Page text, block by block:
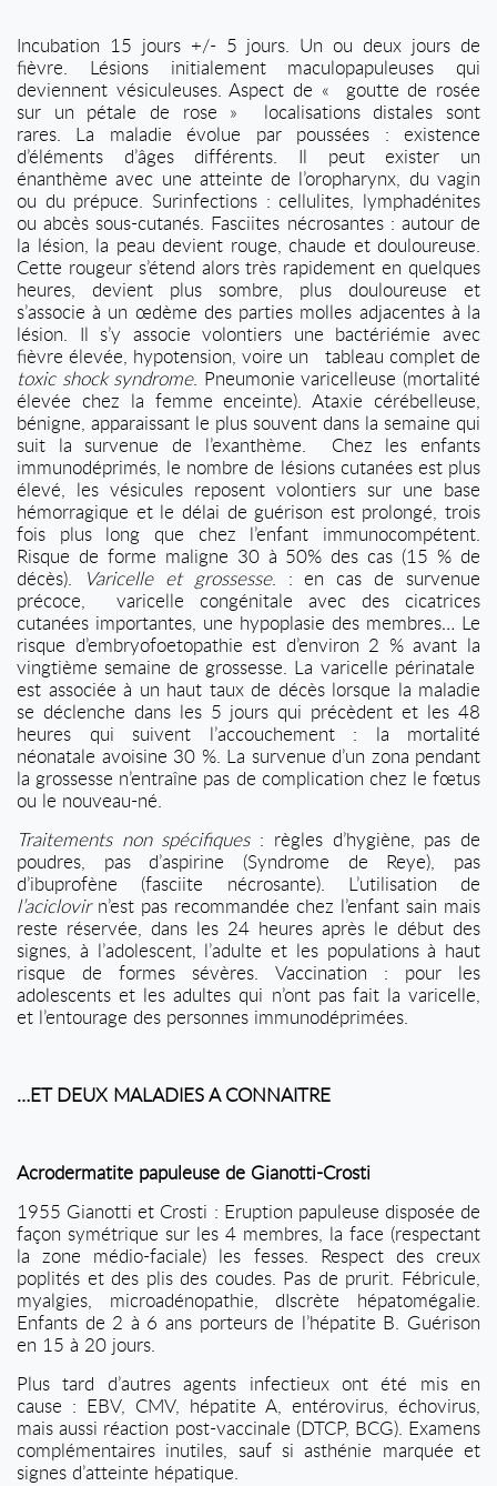
Incubation 15 jours +/- 5 jours. Un ou deux jours de
fièvre. Lésions initialement maculopapuleuses qui
deviennent vésiculeuses. Aspect de « goutte de rosée
sur un pétale de rose »
localisations distales sont
rares. La maladie évolue par poussées : existence
d’éléments d’âges différents. Il peut exister un
énanthème avec une atteinte de l’oropharynx, du vagin
ou du prépuce. Surinfections : cellulites, lymphadénites
ou abcès sous-cutanés. Fasciites nécrosantes : autour de
la lésion, la peau devient rouge, chaude et douloureuse.
Cette rougeur s’étend alors très rapidement en quelques
heures, devient plus sombre, plus douloureuse et
s’associe à un œdème des parties molles adjacentes à la
lésion. Il s’y associe volontiers une bactériémie avec
fièvre élevée, hypotension, voire un
tableau complet de
toxic shock syndrome. Pneumonie varicelleuse (mortalité
élevée chez la femme enceinte). Ataxie cérébelleuse,
bénigne, apparaissant le plus souvent dans la semaine qui
suit la survenue de l’exanthème.
Chez les enfants
immunodéprimés, le nombre de lésionscutanées est plus
élevé, les vésicules reposent volontiers sur une base
hémorragique et le délai de guérison est prolongé, trois
fois plus long que chez l’enfant immunocompétent.
Risque de forme maligne 30 à 50% des cas (15 % de
décès).
Varicelle et grossesse. : en cas de survenue
précoce,
varicelle congénitale avec des cicatrices
cutanées importantes, une hypoplasie des membres… Le
risque d’embryofoetopathie est d’environ 2 % avant la
vingtième semaine de grossesse. La varicelle périnatale
est associée à un haut taux de décès lorsque la maladie
se déclenche dans les 5 jours qui précèdent et les 48
heures qui suivent l’accouchement : la mortalité
néonatale avoisine 30 %. La survenue d’un zona pendant
la grossesse n’entraîne pas de complication chez le fœtus
ou le nouveau-né.
Traitements non spécifiques: règles d’hygiène, pas de
poudres, pas d’aspirine (Syndrome de Reye), pas
d’ibuprofène (fasciite nécrosante). L’utilisation de
l’aciclovirn’est pas recommandée chez l’enfant sain mais
reste réservée, dans les 24 heures après le début des
signes, à l’adolescent, l’adulte et les populations à haut
risque de formes sévères. Vaccination : pour les
adolescents et les adultes qui n’ont pas fait la varicelle,
et l’entourage des personnes immunodéprimées.
…ET DEUX MALADIES A CONNAITRE
Acrodermatite papuleuse de Gianotti-Crosti
1955 Gianotti et Crosti : Eruption papuleuse disposée de
façon symétrique sur les 4 membres, la face (respectant
la zone médio-faciale) les fesses. Respect des creux
poplités et des plis des coudes. Pas de prurit. Fébricule,
myalgies, microadénopathie, dIscrète hépatomégalie.
Enfants de 2 à 6 ans porteurs de l’hépatite B. Guérison
en 15 à 20 jours.
Plus tard d’autres agents infectieux ont été mis en
cause : EBV, CMV, hépatite A, entérovirus, échovirus,
mais aussi réaction post-vaccinale (DTCP, BCG). Examens
complémentaires inutiles, sauf si asthénie marquée et
signes d’atteinte hépatique.